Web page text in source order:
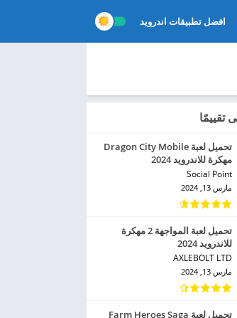
افضل تطبيقات اندرويد
تقييمًا
تحميل لعبة Dragon City Mobile
مهكرة للاندرويد 2024
Social Point‏
مارس 13, 2024
تحميل لعبة المواجهة 2 مهكرة
للاندرويد 2024
AXLEBOLT LTD‏
مارس 13, 2024
تحميل لعبة Farm Heroes Saga